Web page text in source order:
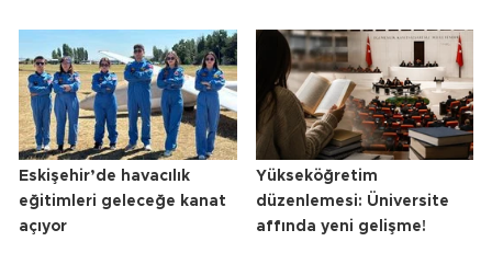
Eskişehir’de havacılık
eğitimleri geleceğe kanat
açıyor
Yükseköğretim
düzenlemesi: Üniversite
affında yeni gelişme!